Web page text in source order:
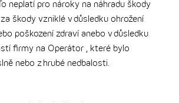
neplatí pro nároky na náhradu škody
škody vzniklé v důsledku ohrožení
poškození zdraví anebo v důsledku
firmy na Operátor , které bylo
nebo z hrubé nedbalosti.